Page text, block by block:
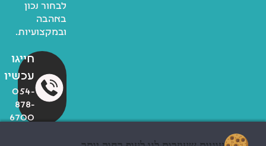
לבחור נכון
באהבה
ובמקצועיות.
חייגו
עכשיו
054-
878-
6700